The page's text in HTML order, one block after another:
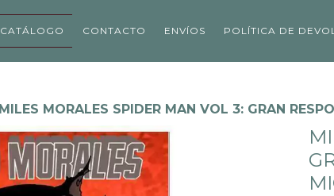
CATÁLOGO CONTACTO ENVÍOS POLÍTICA DE
MILES MORALES SPIDER MAN VOL 3: GRAN